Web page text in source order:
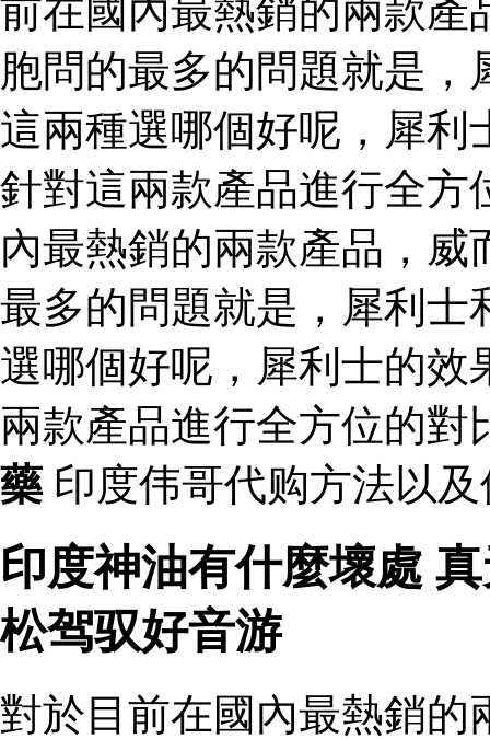
前在國內最熱銷的兩款產
胞問的最多的問題就是
這兩種選哪個好呢，犀利
針對這兩款產品進行全方
內最熱銷的兩款產品，
最多的問題就是，犀利士
選哪個好呢，犀利士的效
兩款產品進行全方位的
藥 印度伟哥代购方法以
印度神油有什麼壞處
松驾驭好音游
對於目前在國內最熱銷的